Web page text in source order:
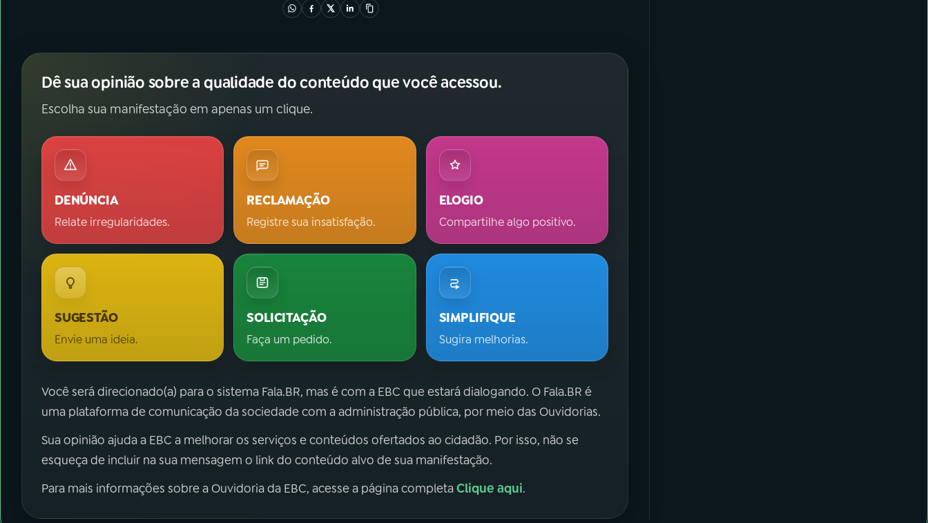
Dê sua opinião sobre a qualidade do conteúdo que você acessou.
Escolha sua manifestação em apenas um clique.
DENÚNCIA
Relate irregularidades.
RECLAMAÇÃO
Registre sua insatisfação.
ELOGIO
Compartilhe algo positivo.
SUGESTÃO
Envie uma ideia.
SOLICITAÇÃO
Faça um pedido.
SIMPLIFIQUE
Sugira melhorias.
Você será direcionado(a) para o sistema Fala.BR, mas é com a EBC que estará dialogando. O Fala.BR é
uma plataforma de comunicação da sociedade com a administração pública, por meio das Ouvidorias.
Sua opinião ajuda a EBC a melhorar os serviços e conteúdos ofertados ao cidadão. Por isso, não se
esqueça de incluir na sua mensagem o link do conteúdo alvo de sua manifestação.
Para mais informações sobre a Ouvidoria da EBC, acesse a página completaClique aqui.